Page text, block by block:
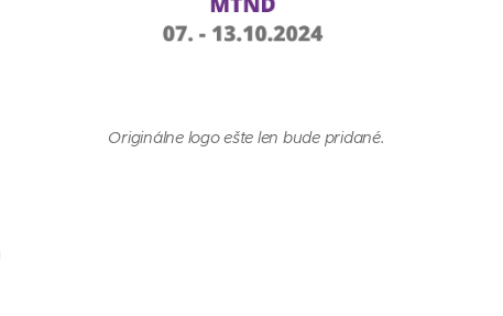
Originálne logo ešte len bude pridané.